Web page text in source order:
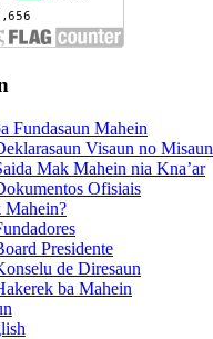
Fundasaun Mahein
Visaun no Misaun
Mak Mahein nia Kna’ar
Ofisiais
Mahein?
Presidente
de Diresaun
ba Mahein